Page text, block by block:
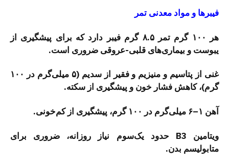
فیبرها و مواد معدنی تمر
هر ۱۰۰ گرم تمر ۸.۵ گرم فیبر دارد که برای پیشگیری از
یبوست و بیماری‌های قلبی-عروقی ضروری است.
غنی از پتاسیم و منیزیم و فقیر از سدیم (۵ میلی‌گرم در ۱۰۰
گرم)، کاهش فشار خون و پیشگیری از سکته.
آهن ۱–۶ میلی‌گرم در ۱۰۰ گرم، پیشگیری از کم‌خونی.
ویتامین B3 حدود یک‌سوم نیاز روزانه، ضروری برای
متابولیسم بدن.